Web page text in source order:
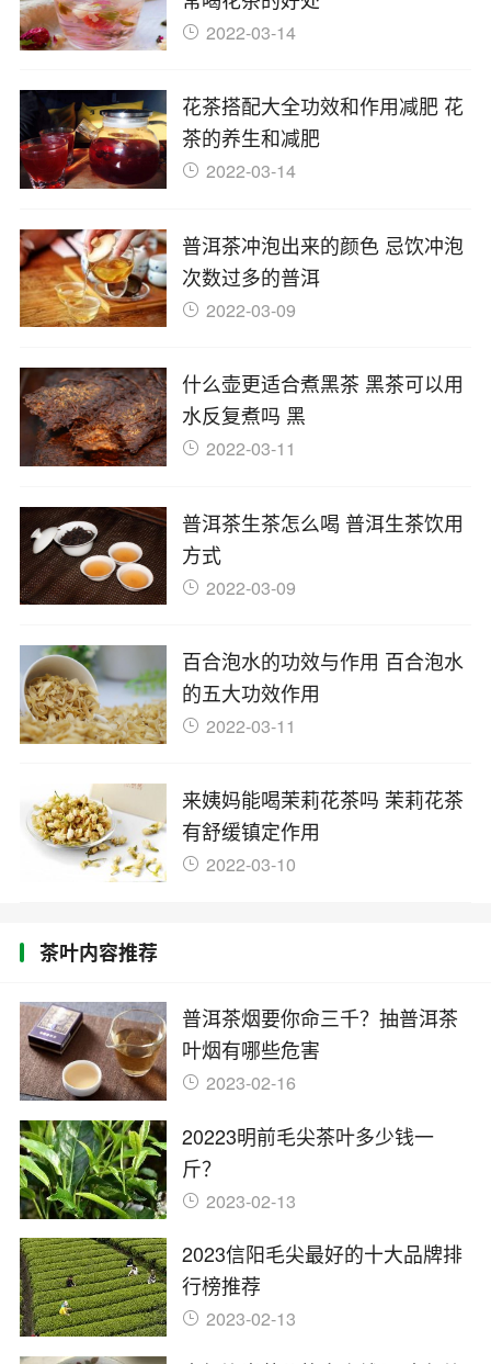
2022-03-14
花茶搭配大全功效和作用减肥 花
茶的养生和减肥
2022-03-14
普洱茶冲泡出来的颜色 忌饮冲泡
次数过多的普洱
2022-03-09
什么壶更适合煮黑茶 黑茶可以用
水反复煮吗 黑
2022-03-11
普洱茶生茶怎么喝 普洱生茶饮用
方式
2022-03-09
百合泡水的功效与作用 百合泡水
的五大功效作用
2022-03-11
来姨妈能喝茉莉花茶吗 茉莉花茶
有舒缓镇定作用
2022-03-10
茶叶内容推荐
普洱茶烟要你命三千？抽普洱茶
叶烟有哪些危害
2023-02-16
20223明前毛尖茶叶多少钱一
斤？
2023-02-13
2023信阳毛尖最好的十大品牌排
行榜推荐
2023-02-13